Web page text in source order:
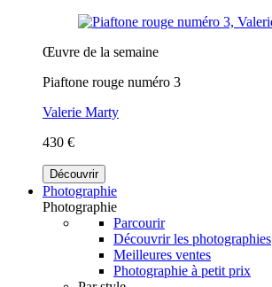
Œuvre de la semaine
Piaftone rouge numéro 3
Valerie Marty
430 €
Découvrir
Photographie
Photographie
Parcourir
Découvrir les photographies
Meilleures ventes
Photographie à petit prix